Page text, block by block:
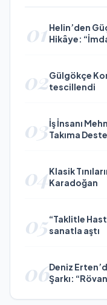
01 Helin’den
Hikâye:
02Gülgökçe
tescillendi
03İş İnsanı
Takıma
04Klasik
Karadoğan
05“Taklitle
sanatla aştı
06Deniz
Şarkı: